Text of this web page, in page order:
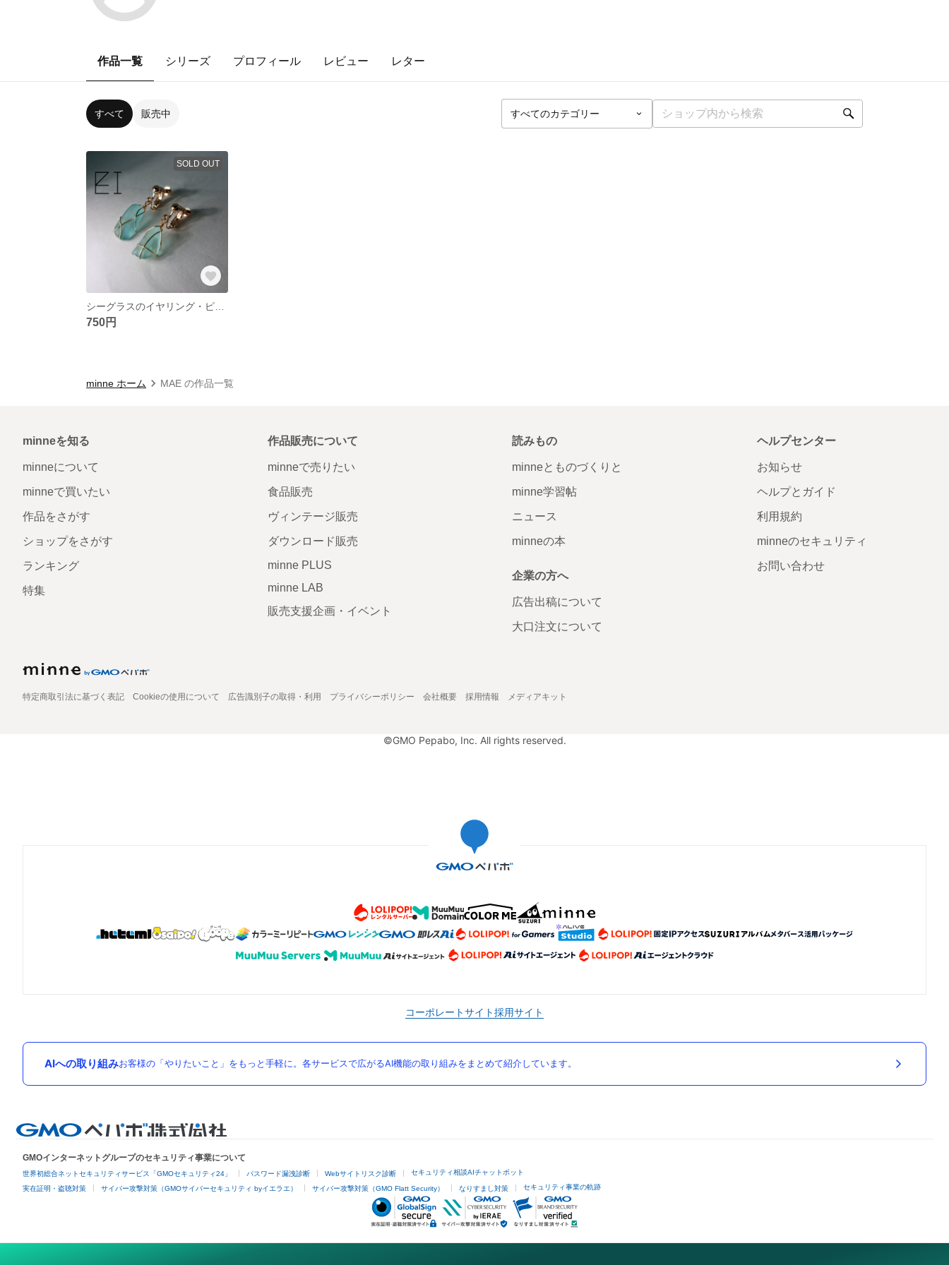
作品一覧 シリーズ プロフィール レビュー レター
すべて 販売中
SOLD OUT
750円
minne ホーム MAE の作品一覧
minneを知る
minneについて
minneで買いたい
作品をさがす
ショップをさがす
ランキング
特集
作品販売について
minneで売りたい
食品販売
ヴィンテージ販売
ダウンロード販売
minne PLUS
minne LAB
販売支援企画・イベント
読みもの
minneとものづくりと
minne学習帖
ニュース
minneの本
企業の方へ
広告出稿について
大口注文について
ヘルプセンター
お知らせ
ヘルプとガイド
利用規約
minneのセキュリティ
お問い合わせ
特定商取引法に基づく表記 Cookieの使用について 広告識別子の取得・利用 プライバシーポリシー 会社概要 採用情報 メディアキット
©GMO Pepabo, Inc. All rights reserved.
コーポレートサイト採用サイト
AIへの取り組みお客様の「やりたいこと」をもっと手軽に。各サービスで広がるAI機能の取り組みをまとめて紹介しています。
GMOインターネットグループのセキュリティ事業について
世界初総合ネットセキュリティサービス「GMOセキュリティ24」 パスワード漏洩診断 Webサイトリスク診断 セキュリティ相談AIチャットボット
実在証明・盗聴対策 サイバー攻撃対策（GMOサイバーセキュリティ byイエラエ） サイバー攻撃対策（GMO Flatt Security） なりすまし対策 セキュリティ事業の軌跡